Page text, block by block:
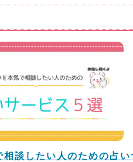
相談したい人のための占